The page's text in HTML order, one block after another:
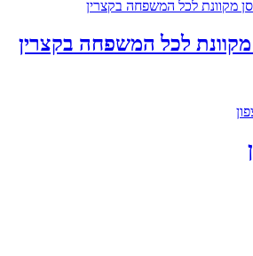
מקוונת לכל המשפחה בקצרין